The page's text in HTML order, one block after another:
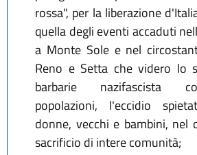
rossa", per la liberazione
quella degli eventi accaduti
a Monte Sole e nel
Reno e Setta che videro lo
barbarie nazifascista
popolazioni, l'eccidio
donne, vecchi e bambini, nel
sacrificio di intere comunità;